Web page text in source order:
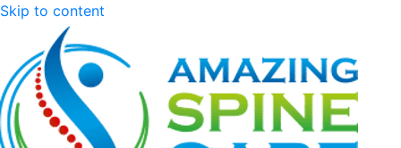
Skip to content